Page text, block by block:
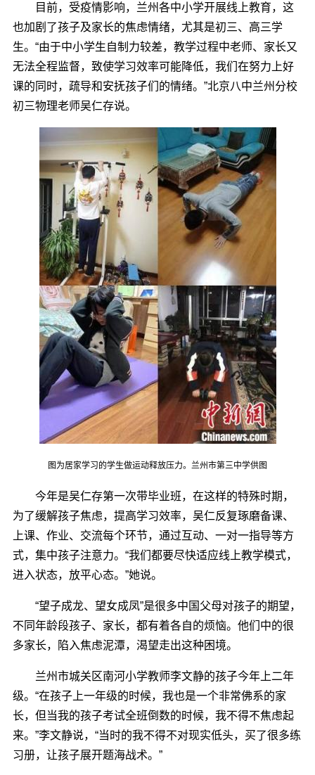
目前，受疫情影响，兰州各中小学开展线上教育，这
也加剧了孩子及家长的焦虑情绪，尤其是初三、高三学
生。“由于中小学生自制力较差，教学过程中老师、家长又
无法全程监督，致使学习效率可能降低，我们在努力上好
课的同时，疏导和安抚孩子们的情绪。”北京八中兰州分校
初三物理老师吴仁存说。
图为居家学习的学生做运动释放压力。兰州市第三中学供图
今年是吴仁存第一次带毕业班，在这样的特殊时期，
为了缓解孩子焦虑，提高学习效率，吴仁反复琢磨备课、
上课、作业、交流每个环节，通过互动、一对一指导等方
式，集中孩子注意力。“我们都要尽快适应线上教学模式，
进入状态，放平心态。”她说。
“望子成龙、望女成凤”是很多中国父母对孩子的期望，
不同年龄段孩子、家长，都有着各自的烦恼。他们中的很
多家长，陷入焦虑泥潭，渴望走出这种困境。
兰州市城关区南河小学教师李文静的孩子今年上二年
级。“在孩子上一年级的时候，我也是一个非常佛系的家
长，但当我的孩子考试全班倒数的时候，我不得不焦虑起
来。”李文静说，“当时的我不得不对现实低头，买了很多练
习册，让孩子展开题海战术。”